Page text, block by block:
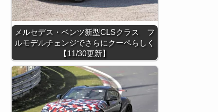
メルセデス・ベンツ新型CLSクラス フ
ルモデルチェンジでさらにクーペらしく
【11/30更新】